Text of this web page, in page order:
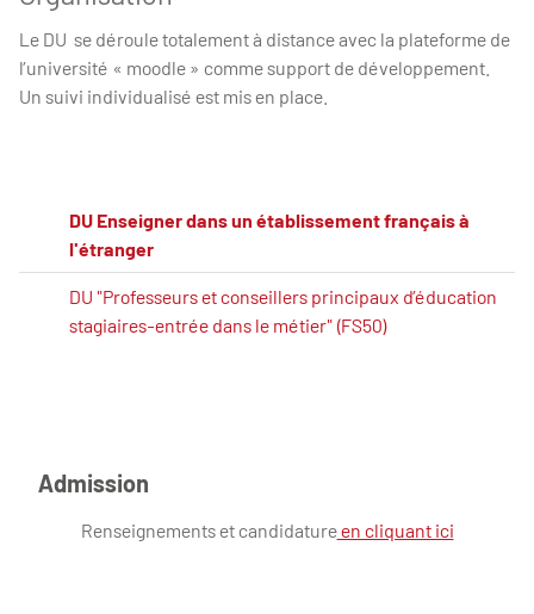
Le DU se déroule totalement à distance avec la plateforme de
l’université « moodle » comme support de développement.
Un suivi individualisé est mis en place.
DU Enseigner dans un établissement français à
l'étranger
DU "Professeurs et conseillers principaux d’éducation
stagiaires-entrée dans le métier" (FS50)
Admission
Renseignements et candidatureen cliquant ici